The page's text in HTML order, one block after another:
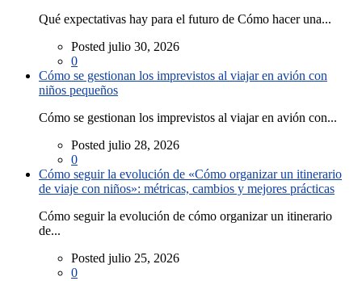
Qué expectativas hay para el futuro de Cómo hacer una...
Posted julio 30, 2026
0
Cómo se gestionan los imprevistos al viajar en avión con
niños pequeños
Cómo se gestionan los imprevistos al viajar en avión con...
Posted julio 28, 2026
0
Cómo seguir la evolución de «Cómo organizar un itinerario
de viaje con niños»: métricas, cambios y mejores prácticas
Cómo seguir la evolución de cómo organizar un itinerario
de...
Posted julio 25, 2026
0